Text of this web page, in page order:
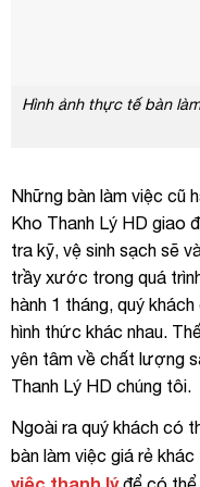
Hình ảnh thực tế bàn
Những bàn làm việc cũ
Kho Thanh Lý HD giao
tra kỹ, vệ sinh sạch sẽ
trầy xước trong quá
hành 1 tháng, quý
hình thức khác nhau.
yên tâm về chất lượng
Thanh Lý HD chúng tôi.
Ngoài ra quý khách có
bàn làm việc giá rẻ